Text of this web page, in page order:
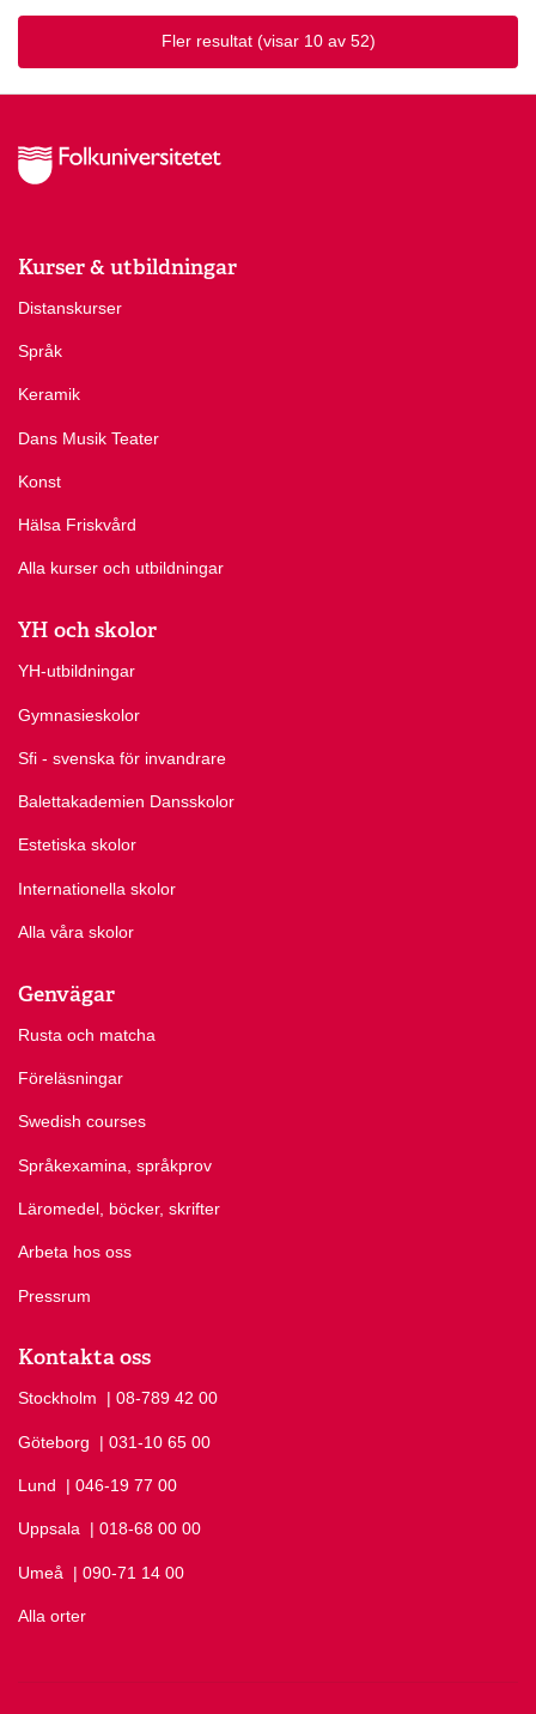
Fler resultat (visar 10 av 52)
Kurser & utbildningar
Distanskurser
Språk
Keramik
Dans Musik Teater
Konst
Hälsa Friskvård
Alla kurser och utbildningar
YH och skolor
YH-utbildningar
Gymnasieskolor
Sfi - svenska för invandrare
Balettakademien Dansskolor
Estetiska skolor
Internationella skolor
Alla våra skolor
Genvägar
Rusta och matcha
Föreläsningar
Swedish courses
Språkexamina, språkprov
Läromedel, böcker, skrifter
Arbeta hos oss
Pressrum
Kontakta oss
Stockholm Ring Stockholm på
| 08-789 42 00
Göteborg Ring Göteborg på
| 031-10 65 00
Lund Ring Lund på
| 046-19 77 00
Uppsala Ring Uppsala på
| 018-68 00 00
Umeå Ring Umeå på
| 090-71 14 00
Alla orter